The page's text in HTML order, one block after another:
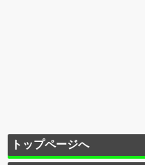
トップページへ